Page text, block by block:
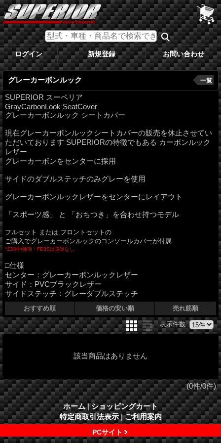
ログイン 新規登録 お問い合わせ
グレーカーボンルック
SUPERIOR スーペリア
GrayCarbonLook SeatCover
グレーカーボンルック シートカバー
現在グレーカーボンルックシートカバーの販売を休止させてい
ただいております SUPERIORの特徴でもある カーボンルック
レザー
グレーカーボンをセンターに採用
サイドのダブルステッチのみグレーを使用
グレーカーボンルックレザーをセンターにレイアウト
「スポーツ感」 と 「おちつき」を合わせ持つモデル
フルセット または フロントセットの
ご購入でグレーカーボンルックのコンソールカバーが付属
*Z33中/後期・FD3Sは設定なし
□仕様
センター：グレーカーボンルックレザー
サイド：PVCブラックレザー
サイドステッチ：グレーダブルステッチ
一覧
おすすめ順 価格の安い順 売れ筋順
表示件数:
該当商品はありません
(0件/0件)
ホーム | ショッピングカート
特定商取引法表示 | ご利用案内
PCサイト